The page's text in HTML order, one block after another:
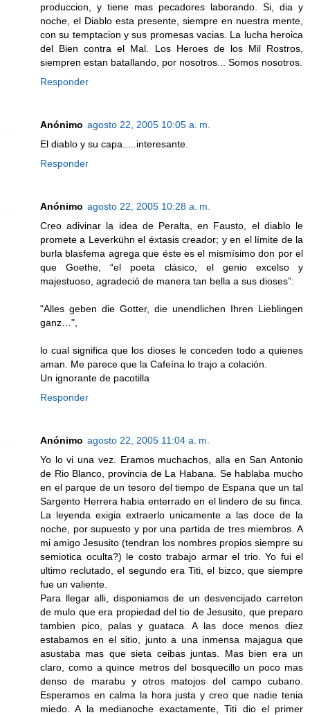
produccion, y tiene mas pecadores laborando. Si, dia y
noche, el Diablo esta presente, siempre en nuestra mente,
con su temptacion y sus promesas vacias. La lucha heroica
del Bien contra el Mal. Los Heroes de los Mil Rostros,
siempren estan batallando, por nosotros... Somos nosotros.
Responder
Anónimo agosto 22, 2005 10:05 a. m.
El diablo y su capa.....interesante.
Responder
Anónimo agosto 22, 2005 10:28 a. m.
Creo adivinar la idea de Peralta, en Fausto, el diablo le
promete a Leverkühn el éxtasis creador; y en el límite de la
burla blasfema agrega que éste es el mismísimo don por el
que Goethe, “el poeta clásico, el genio excelso y
majestuoso, agradeció de manera tan bella a sus dioses”:
"Alles geben die Gotter, die unendlichen Ihren Lieblingen
ganz…",
lo cual significa que los dioses le conceden todo a quienes
aman. Me parece que la Cafeína lo trajo a colación.
Un ignorante de pacotilla
Responder
Anónimo agosto 22, 2005 11:04 a. m.
Yo lo vi una vez. Eramos muchachos, alla en San Antonio
de Rio Blanco, provincia de La Habana. Se hablaba mucho
en el parque de un tesoro del tiempo de Espana que un tal
Sargento Herrera habia enterrado en el lindero de su finca.
La leyenda exigia extraerlo unicamente a las doce de la
noche, por supuesto y por una partida de tres miembros. A
mi amigo Jesusito (tendran los nombres propios siempre su
semiotica oculta?) le costo trabajo armar el trio. Yo fui el
ultimo reclutado, el segundo era Titi, el bizco, que siempre
fue un valiente.
Para llegar alli, disponiamos de un desvencijado carreton
de mulo que era propiedad del tio de Jesusito, que preparo
tambien pico, palas y guataca. A las doce menos diez
estabamos en el sitio, junto a una inmensa majagua que
asustaba mas que sieta ceibas juntas. Mas bien era un
claro, como a quince metros del bosquecillo un poco mas
denso de marabu y otros matojos del campo cubano.
Esperamos en calma la hora justa y creo que nadie tenia
miedo. A la medianoche exactamente, Titi dio el primer